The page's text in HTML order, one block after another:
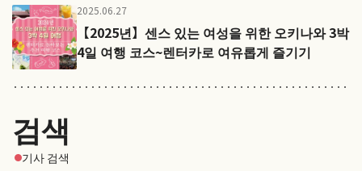
2025.06.27
【2025년】센스 있는 여성을 위한 오키나와 3박
4일 여행 코스~렌터카로 여유롭게 즐기기
검색
기사 검색